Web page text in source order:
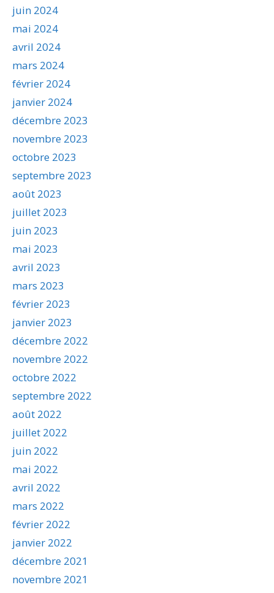
juin 2024
mai 2024
avril 2024
mars 2024
février 2024
janvier 2024
décembre 2023
novembre 2023
octobre 2023
septembre 2023
août 2023
juillet 2023
juin 2023
mai 2023
avril 2023
mars 2023
février 2023
janvier 2023
décembre 2022
novembre 2022
octobre 2022
septembre 2022
août 2022
juillet 2022
juin 2022
mai 2022
avril 2022
mars 2022
février 2022
janvier 2022
décembre 2021
novembre 2021